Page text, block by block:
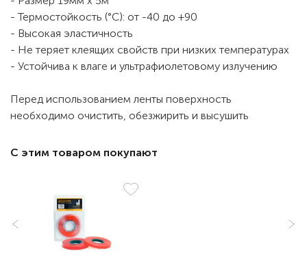
- Термостойкость (°C): от -40 до +90
- Высокая эластичность
- Не теряет клеящих свойств при низких температурах
- Устойчива к влаге и ультрафиолетовому излучению
Перед использованием ленты поверхность
необходимо очистить, обезжирить и высушить
С этим товаром покупают